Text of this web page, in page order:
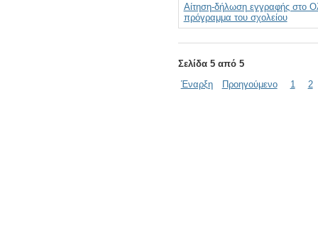
Αίτηση-δήλωση εγγραφής στο
πρόγραμμα του σχολείου
Σελίδα 5 από 5
Έναρξη
Προηγούμενο 1 2